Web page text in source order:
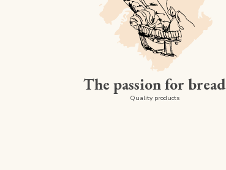
The passion for bread
Quality products